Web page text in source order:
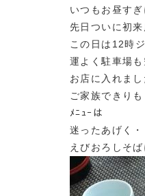
いつもお昼す
先日ついに初来
この日は12時
運よく駐車場も
お店に入れまし
ご家族できり
ﾒﾆｭｰは
迷ったあげく・
えびおろしそば